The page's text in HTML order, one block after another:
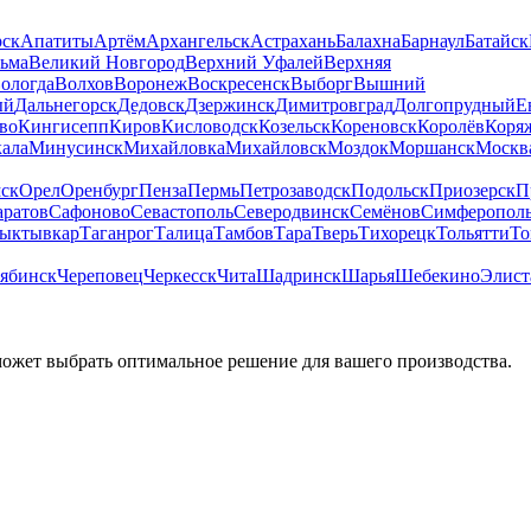
АпатитыАртёмАрхангельскАстраханьБалахнаБарнаулБатайск
Великий НовгородВерхний УфалейВерхняя
ВолховВоронежВоскресенскВыборгВышний
ДальнегорскДедовскДзержинскДимитровградДолгопрудный
КингисеппКировКисловодскКозельскКореновскКоролёв
МинусинскМихайловкаМихайловскМоздокМоршанск
ОрелОренбургПензаПермьПетрозаводскПодольскПриозерск
СафоновоСевастопольСеверодвинскСемёнов
ТаганрогТалицаТамбовТараТверьТихорецкТольятти
ЧереповецЧеркесскЧитаШадринскШарьяШебекино
выбрать оптимальное решение для вашего производства.